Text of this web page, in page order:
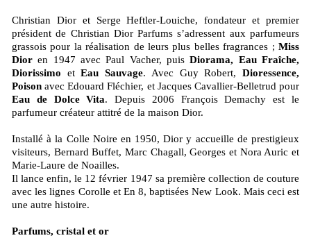
Christian Dior et Serge Heftler-Louiche, fondateur et premier
président de Christian Dior Parfums s’adressent aux parfumeurs
grassois pour la réalisation de leurs plus belles fragrances ; Miss
Dior en 1947 avec Paul Vacher, puisDiorama, Eau Fraîche,
Diorissimo etEau Sauvage. Avec Guy Robert,Dioressence,
Poison avec Edouard Fléchier, et Jacques Cavallier-Belletrud pour
Eau de Dolce Vita. Depuis 2006 François Demachy est le
parfumeur créateur attitré de la maison Dior.
Installé à la Colle Noire en 1950, Dior y accueille de prestigieux
visiteurs, Bernard Buffet, Marc Chagall, Georges et Nora Auric et
Marie-Laure de Noailles.
Il lance enfin, le 12 février 1947 sa première collection de couture
avec les lignes Corolle et En 8, baptisées New Look. Mais ceci est
une autre histoire.
Parfums, cristal et or